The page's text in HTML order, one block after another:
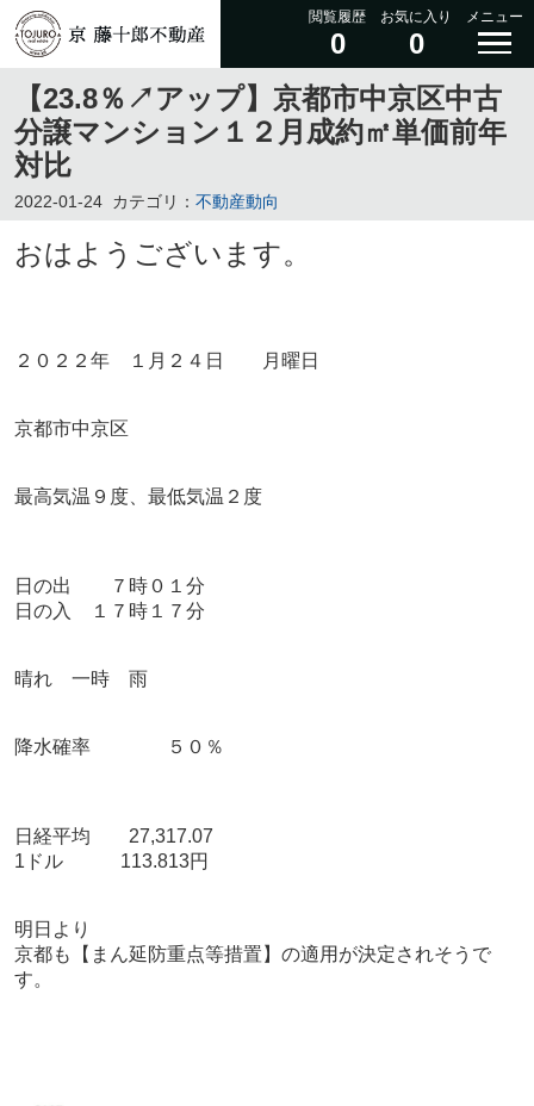
閲覧履歴
0
お気に入り
0
メニュー
【23.8％↗アップ】京都市中京区中古
分譲マンション１２月成約㎡単価前年
対比
2022-01-24 カテゴリ： 不動産動向
おはようございます。
２０２２年 １月２４日 月曜日
京都市中京区
最高気温９度、最低気温２度
日の出 ７時０１分
日の入 １７時１７分
晴れ 一時 雨
降水確率 ５０％
日経平均 27,317.07
1ドル 113.813円
明日より
京都も【まん延防重点等措置】の適用が決定されそうで
す。